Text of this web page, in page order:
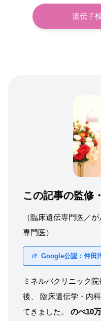
遺伝子
この記事の監修
（臨床遺伝専門医／
専門医）
Google公認：仲田
ミネルバクリニック院
後、 臨床遺伝学・内
てきました。 のべ10